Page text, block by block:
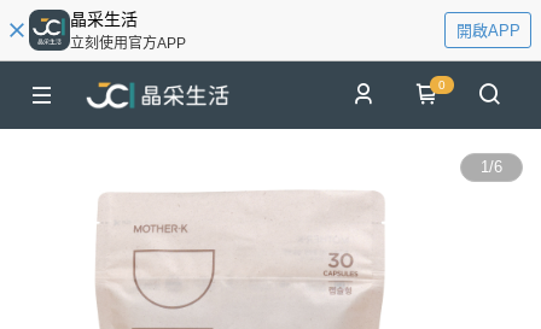
晶采生活
立刻使用官方APP
開啟APP
0
1/6